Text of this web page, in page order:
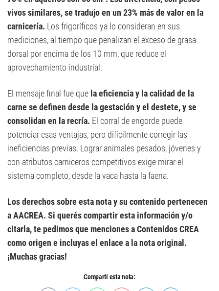
vivos similares, se tradujo en un 23% más de valor en la
carnicería. Los frigoríficos ya lo consideran en sus
mediciones, al tiempo que penalizan el exceso de grasa
dorsal por encima de los 10 mm, que reduce el
aprovechamiento industrial.
El mensaje final fue que la eficiencia y la calidad de la
carne se definen desde la gestación y el destete, y se
consolidan en la recría. El corral de engorde puede
potenciar esas ventajas, pero difícilmente corregir las
ineficiencias previas. Lograr animales pesados, jóvenes y
con atributos carniceros competitivos exige mirar el
sistema completo, desde la vaca hasta la faena.
Los derechos sobre esta nota y su contenido pertenecen
a AACREA. Si querés compartir esta información y/o
citarla, te pedimos que menciones a Contenidos CREA
como origen e incluyas el enlace a la nota original.
¡Muchas gracias!
Compartí esta nota: